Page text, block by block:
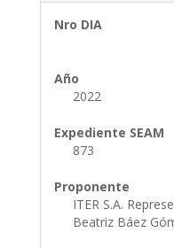
Nro DIA
Año
2022
Expediente SEAM
873
Proponente
ITER S.A.
Beatriz Báez